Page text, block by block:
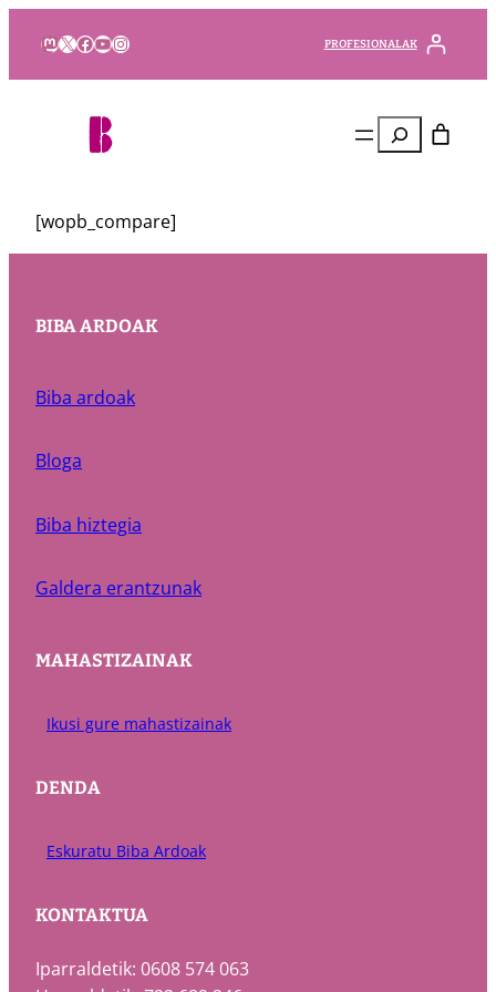
Mastodon
X Facebook
YouTube
Instagram PROFESIONALAK
Bilatu
[wopb_compare]
BIBA ARDOAK
Biba ardoak
Bloga
Biba hiztegia
Galdera erantzunak
MAHASTIZAINAK
Ikusi gure mahastizainak
DENDA
Eskuratu Biba Ardoak
KONTAKTUA
Iparraldetik: 0608 574 063